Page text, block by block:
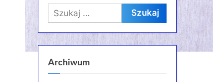
Szukaj:
Archiwum